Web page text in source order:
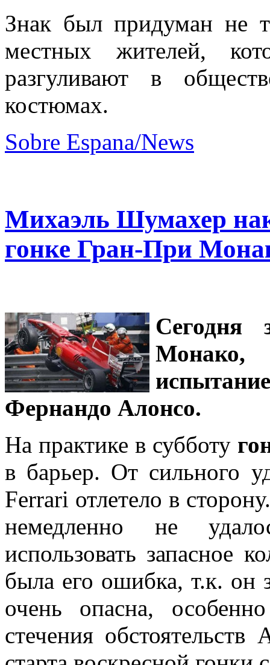
Знак был придуман не
местных жителей,
разгуливают в
костюмах.
Sobre Espana/News
Михаэль Шумахер
гонке Гран-При
Сегодня
Монако,
Фернандо Алонсо.
На практике в субботу
в барьер. От сильного
Ferrari отлетело в
немедленно не
использовать запасное
была его ошибка, т.к. он
очень опасна,
стечения